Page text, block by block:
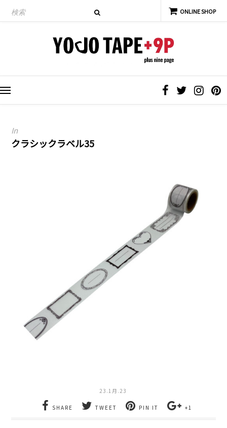
In
クラシックラベル35
23.1月.23
SHARE TWEET PIN IT +1